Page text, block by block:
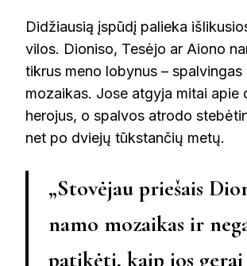
Didžiausią įspūdį palieka
vilos. Dioniso, Tesėjo ar Aiono
tikrus meno lobynus – spalvingas
mozaikas. Jose atgyja mitai apie
herojus, o spalvos atrodo
net po dviejų tūkstančių metų.
„Stovėjau priešais
namo mozaikas ir
patikėti, kaip jos gerai